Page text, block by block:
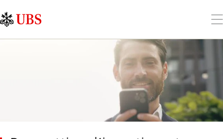
Links
Area
il